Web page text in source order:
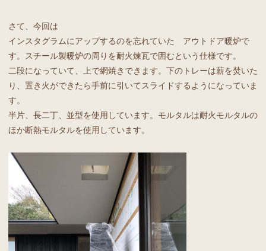
さて、今回は
インスタグラムにアップするのを忘れていた アウトドア暖炉で
す。スチール製暖炉の周りを耐火煉瓦で囲むという仕様です。
二段になっていて、上で網焼きできます。下のトレーは薪を焚いた
り、置き火ができたら手前に引いてスライドするようになっていま
す。
半片、長二丁、並型を使用しています。モルタルは耐火モルタルの
ほか断熱モルタルを使用しています。